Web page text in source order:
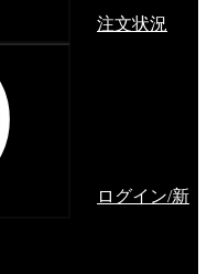
注文状況
ログイン/新